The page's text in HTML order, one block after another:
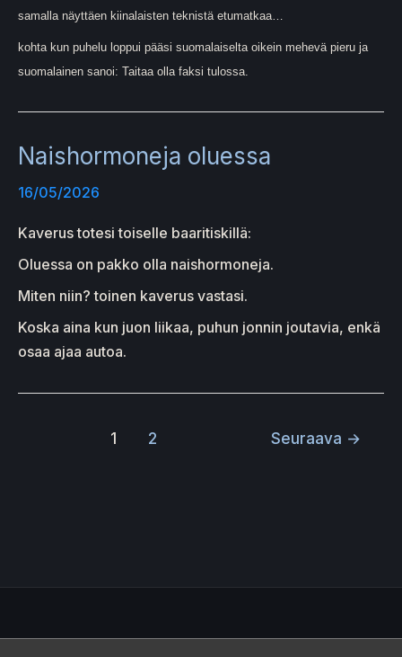
samalla näyttäen kiinalaisten teknistä etumatkaa…
kohta kun puhelu loppui pääsi suomalaiselta oikein mehevä pieru ja
suomalainen sanoi: Taitaa olla faksi tulossa.
Naishormoneja oluessa
16/05/2026
Kaverus totesi toiselle baaritiskillä:
Oluessa on pakko olla naishormoneja.
Miten niin? toinen kaverus vastasi.
Koska aina kun juon liikaa, puhun jonnin joutavia, enkä
osaa ajaa autoa.
1 2 Seuraava →